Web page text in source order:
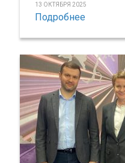
13 ОКТЯБРЯ 2025
Подробнее